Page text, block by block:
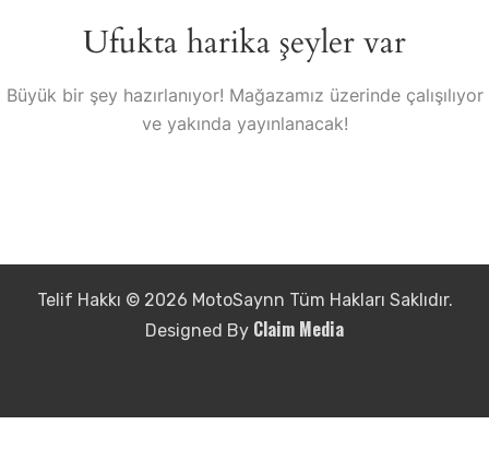
Ufukta harika şeyler var
Büyük bir şey hazırlanıyor! Mağazamız üzerinde çalışılıyor
ve yakında yayınlanacak!
Telif Hakkı © 2026 MotoSaynn Tüm Hakları Saklıdır.
Designed By Claim Media